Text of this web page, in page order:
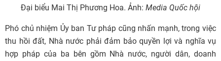
Đại biểu Mai Thị Phương Hoa. Ảnh: Media Quốc hội
Phó chủ nhiệm Ủy ban Tư pháp cũng nhấn mạnh, trong việc
thu hồi đất, Nhà nước phải đảm bảo quyền lợi và nghĩa vụ
hợp pháp của ba bên gồm Nhà nước, người dân, doanh